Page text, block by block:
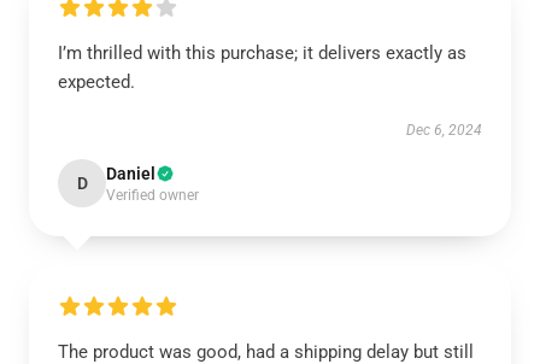
I’m thrilled with this purchase; it delivers exactly as
expected.
Dec 6, 2024
D Daniel
Verified owner
The product was good, had a shipping delay but still